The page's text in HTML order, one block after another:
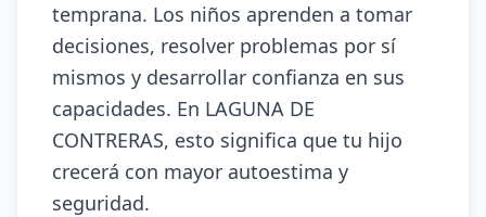
temprana. Los niños aprenden a tomar
decisiones, resolver problemas por sí
mismos y desarrollar confianza en sus
capacidades. En LAGUNA DE
CONTRERAS, esto significa que tu hijo
crecerá con mayor autoestima y
seguridad.